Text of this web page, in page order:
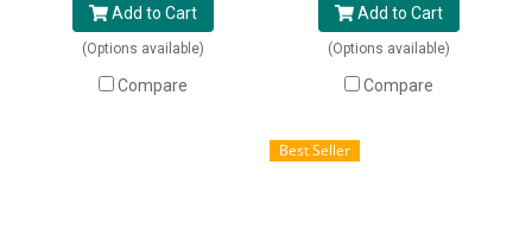
Add to Cart
(Options available)
Compare
Add to Cart
(Options available)
Compare
Best Seller